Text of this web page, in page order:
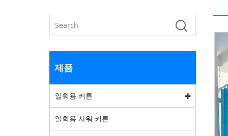
제품
일회용 커튼
일회용 샤워 커튼